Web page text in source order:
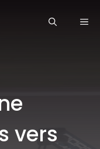
vers